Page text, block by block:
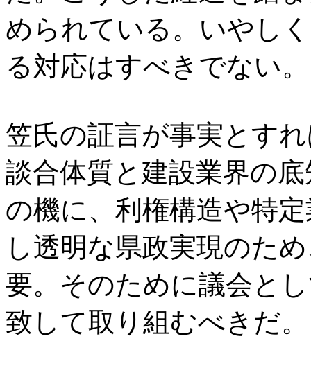
められている。いやし
る対応はすべきでない。
笠氏の証言が事実とす
談合体質と建設業界の
の機に、利権構造や特
し透明な県政実現のた
要。そのために議会と
致して取り組むべきだ。